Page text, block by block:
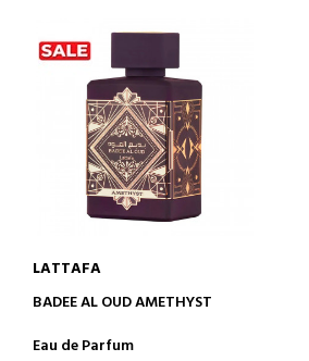
IN DEN WARENKORB
LATTAFA
BADEE AL OUD AMETHYST
Eau de Parfum